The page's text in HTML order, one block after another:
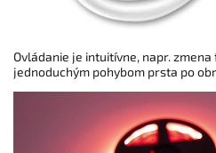
Ovládanie je intuitívne, napr.
jednoduchým pohybom prsta po